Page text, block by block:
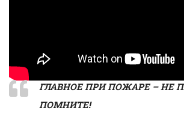
ГЛАВНОЕ ПРИ ПОЖАРЕ – НЕ
ПОМНИТЕ!